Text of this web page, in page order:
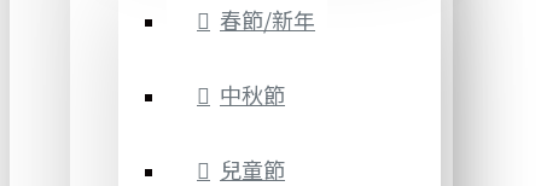
春節/新年
中秋節
兒童節